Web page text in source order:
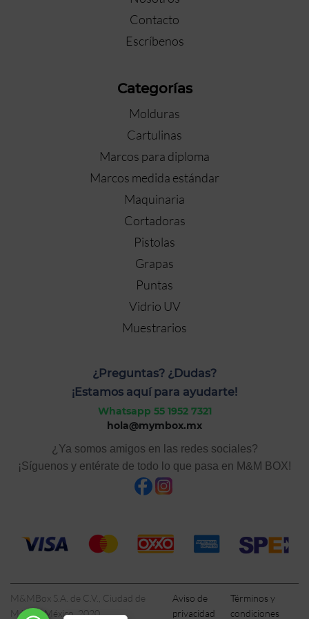
Contacto
Escríbenos
Categorías
Molduras
Cartulinas
Marcos para diploma
Marcos medida estándar
Maquinaria
Cortadoras
Pistolas
Grapas
Puntas
Vidrio UV
Muestrarios
¿Preguntas? ¿Dudas?
¡Estamos aquí para ayudarte!
Whatsapp 55 1952 7321
hola@mymbox.mx
¿Ya somos amigos en las redes sociales?
¡Síguenos y entérate de todo lo que pasa en M&M BOX!
M&MBox S.A. de C.V., Ciudad de
México, México, 2020
Aviso de
privacidad
Términos y
condiciones